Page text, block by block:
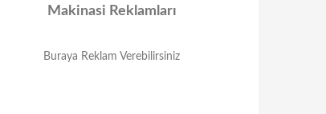
Makinasi Reklamları
Buraya Reklam Verebilirsiniz